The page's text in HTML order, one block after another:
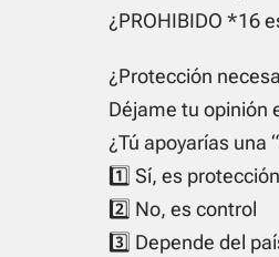
¿PROHIBIDO *16
¿Protección
Déjame tu opinión
¿Tú apoyarías una
1️⃣ Sí, es protección
2️⃣ No, es control
3️⃣ Depende del